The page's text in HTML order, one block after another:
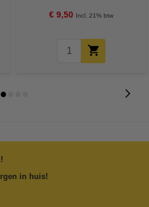
€ 9,50 Incl. 21% btw
in huis!